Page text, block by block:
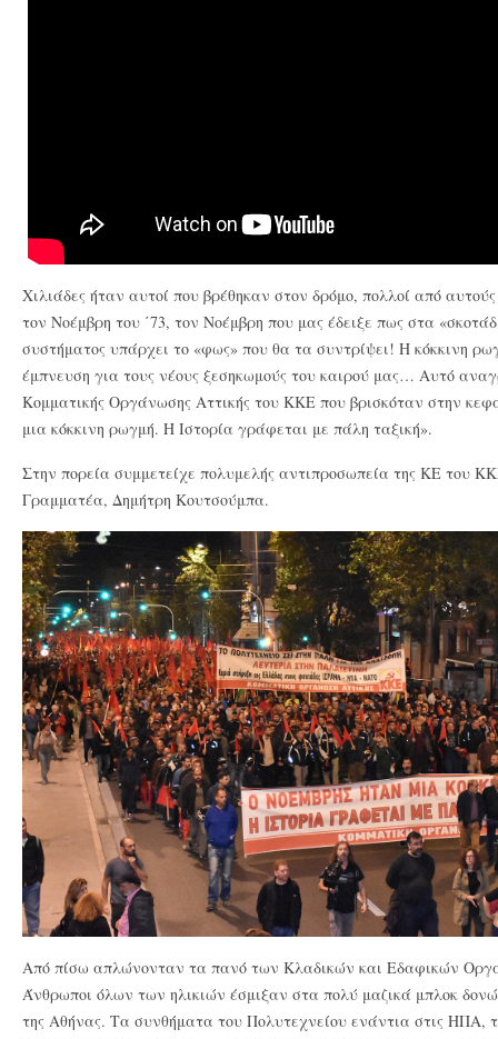
Χιλιάδες ήταν αυτοί που βρέθηκαν στον δρόμο, πολλοί από
τον Νοέμβρη του ΄73, τον Νοέμβρη που μας έδειξε πως στα
συστήματος υπάρχει το «φως» που θα τα συντρίψει! Η κόκκινη
έμπνευση για τους νέους ξεσηκωμούς του καιρού μας… Αυτό
Κομματικής Οργάνωσης Αττικής του ΚΚΕ που βρισκόταν στην
μια κόκκινη ρωγμή. Η Ιστορία γράφεται με πάλη ταξική».
Στην πορεία συμμετείχε πολυμελής αντιπροσωπεία της ΚΕ του
Γραμματέα, Δημήτρη Κουτσούμπα.
Από πίσω απλώνονταν τα πανό των Κλαδικών και Εδαφικών
Άνθρωποι όλων των ηλικιών έσμιξαν στα πολύ μαζικά μπλοκ
της Αθήνας. Τα συνθήματα του Πολυτεχνείου ενάντια στις ΗΠΑ,